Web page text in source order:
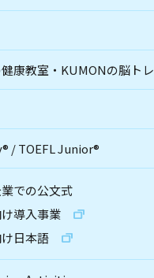
康教室・KUMONの脳トレ
® /TOEFL Junior®
での公文式
導入事業
日本語